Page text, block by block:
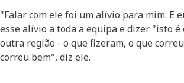
"Falar com ele foi um alívio para mim. E
esse alívio a toda a equipa e dizer "isto
outra região - o que fizeram, o que
correu bem", diz ele.